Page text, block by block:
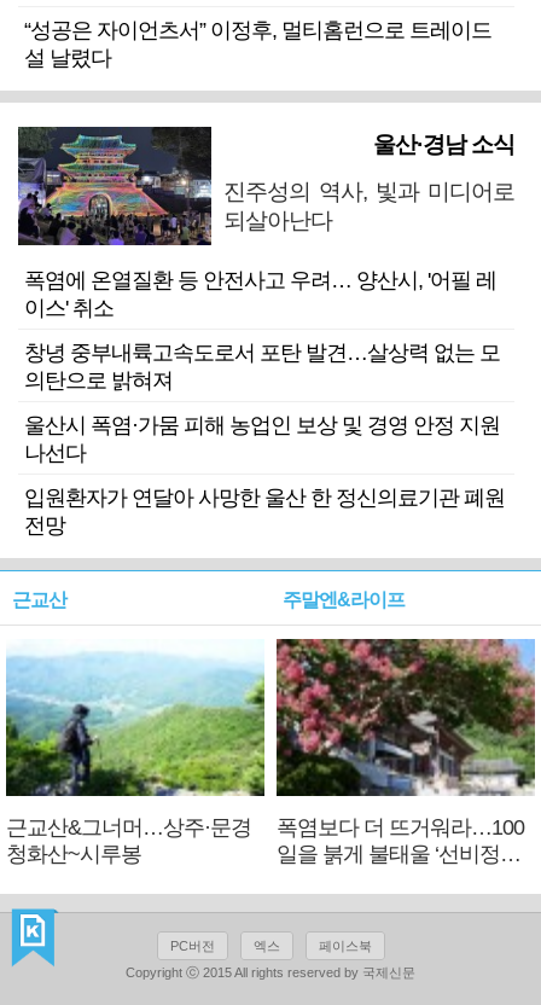
“성공은 자이언츠서” 이정후, 멀티홈런으로 트레이드
설 날렸다
울산·경남 소식
진주성의 역사, 빛과 미디어로
되살아난다
폭염에 온열질환 등 안전사고 우려… 양산시, '어필 레
이스' 취소
창녕 중부내륙고속도로서 포탄 발견…살상력 없는 모
의탄으로 밝혀져
울산시 폭염·가뭄 피해 농업인 보상 및 경영 안정 지원
나선다
입원환자가 연달아 사망한 울산 한 정신의료기관 폐원
전망
근교산
근교산&그너머…상주·문경
청화산~시루봉
주말엔&라이프
폭염보다 더 뜨거워라…100
일을 붉게 불태울 ‘선비정신’
PC버전 엑스
페이스북
Copyright ⓒ 2015 All rights reserved by 국제신문